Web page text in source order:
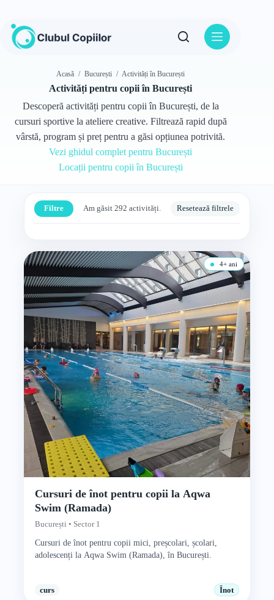
conținut
Acasă / București / Activități în București
Activități pentru copii în București
Descoperă activități pentru copii în București, de la
cursuri sportive la ateliere creative. Filtrează rapid după
vârstă, program și preț pentru a găsi opțiunea potrivită.
Vezi ghidul complet pentru București
Locații pentru copii în București
Filtre Am găsit 292 activități. Resetează filtrele
4+ ani
Cursuri de înot pentru copii la Aqwa
Swim (Ramada)
București • Sector 1
Cursuri de înot pentru copii mici, preșcolari, școlari,
adolescenți la Aqwa Swim (Ramada), în București.
curs Înot